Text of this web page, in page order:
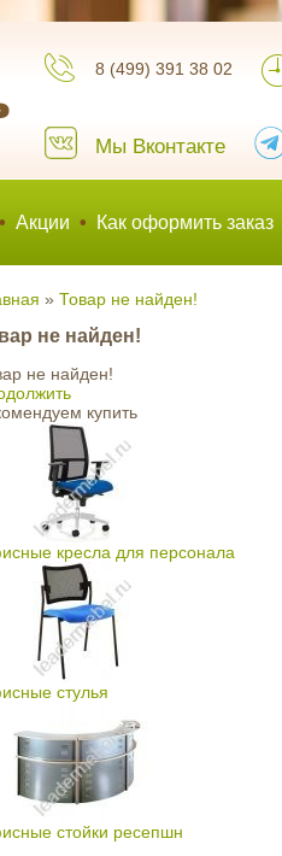
8 (499) 391 38 02
Мы Вконтакте
• Акции • Как оформить заказ
» Товар не найден!
не найден!
не найден!
купить
кресла для персонала
стулья
стойки ресепшн